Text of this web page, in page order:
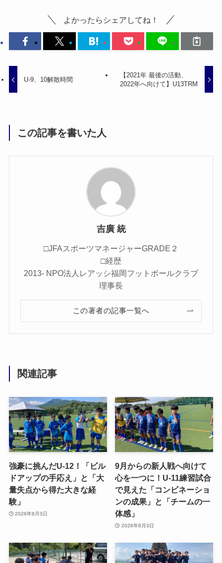
よかったらシェアしてね！
U-9、10解散時間
【2021年 最後の活動、
2022年へ向けて】U13TRM
この記事を書いた人
吉廣 統
□JFAスポーツマネージャーGRADE２
□経歴
2013- NPO法人レアッシ福岡フットボールクラブ
理事長
この著者の記事一覧へ
関連記事
強豪に挑んだU-12！「ビル
ドアップの手応え」と「大
量失点から得た大きな経
験」
2026年8月3日
9月からの新人戦へ向けて
心を一つに！U-11練習試合
で見えた「コンビネーショ
ンの成果」と「チームの一
体感」
2026年8月3日